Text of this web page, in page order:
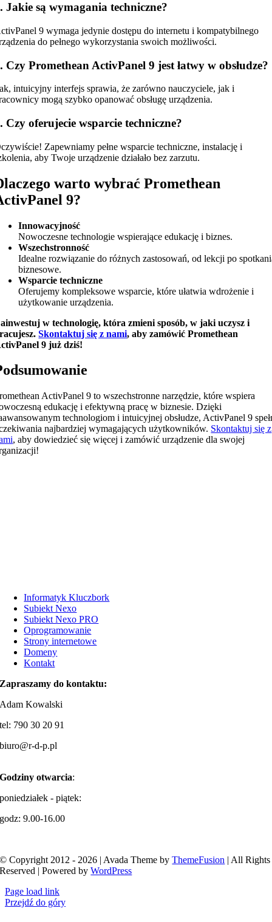
Jakie są wymagania techniczne?
9 wymaga jedynie dostępu do internetu i kompatybilnego
do pełnego wykorzystania swoich możliwości.
Czy Promethean ActivPanel 9 jest łatwy w obsłudze?
intuicyjny interfejs sprawia, że zarówno nauczyciele, jak i
mogą szybko opanować obsługę urządzenia.
Czy oferujecie wsparcie techniczne?
Zapewniamy pełne wsparcie techniczne, instalację i
aby Twoje urządzenie działało bez zarzutu.
warto wybrać Promethean
9?
Innowacyjność
Nowoczesne technologie wspierające edukację i biznes.
Wszechstronność
Idealne rozwiązanie do różnych zastosowań, od lekcji po
biznesowe.
Wsparcie techniczne
Oferujemy kompleksowe wsparcie, które ułatwia wdrożenie i
użytkowanie urządzenia.
w technologię, która zmieni sposób, w jaki uczysz i
Skontaktuj się z nami, aby zamówić Promethean
9 już dziś!
ActivPanel 9 to wszechstronne narzędzie, które wspiera
edukację i efektywną pracę w biznesie. Dzięki
technologiom i intuicyjnej obsłudze, ActivPanel 9
najbardziej wymagających użytkowników. Skontaktuj się z
, aby dowiedzieć się więcej i zamówić urządzenie dla swojej
Informatyk Kluczbork
Subiekt Nexo
Subiekt Nexo PRO
Oprogramowanie
Strony internetowe
Domeny
Kontakt
Zapraszamy do kontaktu:
Adam Kowalski
tel: 790 30 20 91
biuro@r-d-p.pl
Godziny otwarcia:
poniedziałek - piątek:
godz: 9.00-16.00
© Copyright 2012 - 2026 | Avada Theme byThemeFusion | All Rights
Reserved | Powered byWordPress
Page load link
Przejdź do góry